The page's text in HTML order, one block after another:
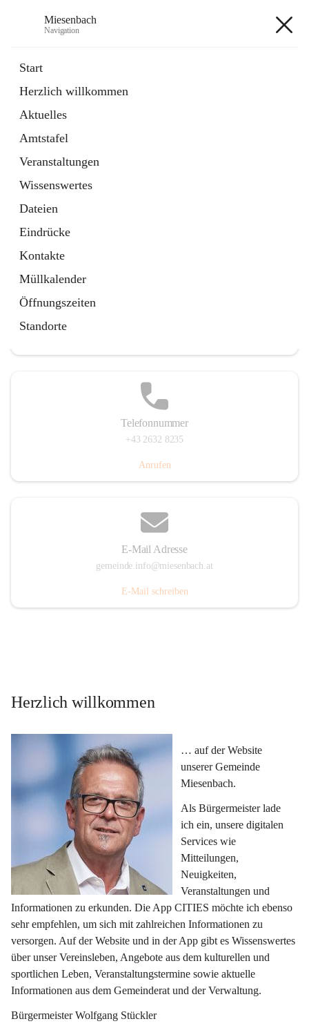
Miesenbach
Navigation
Start
Herzlich willkommen
Aktuelles
Amtstafel
Veranstaltungen
Wissenswertes
Dateien
Eindrücke
Kontakte
Müllkalender
Öffnungszeiten
Standorte
Externe Webseite
in
Tab
Region Schneebergland
Externe Webseite
öffnet
in
neuem
Tab
Telefonnummer
+43 2632 8235
Anrufen
E-Mail Adresse
gemeinde.info@miesenbach.at
E-Mail schreiben
Herzlich willkommen
… auf der Website
unserer Gemeinde
Miesenbach.
Als Bürgermeister lade
ich ein, unsere digitalen
Services wie
Mitteilungen,
Neuigkeiten,
Veranstaltungen und
Informationen zu erkunden. Die App CITIES möchte ich ebenso
sehr empfehlen, um sich mit zahlreichen Informationen zu
versorgen. Auf der Website und in der App gibt es Wissenswertes
über unser Vereinsleben, Angebote aus dem kulturellen und
sportlichen Leben, Veranstaltungstermine sowie aktuelle
Informationen aus dem Gemeinderat und der Verwaltung.
Bürgermeister Wolfgang Stückler